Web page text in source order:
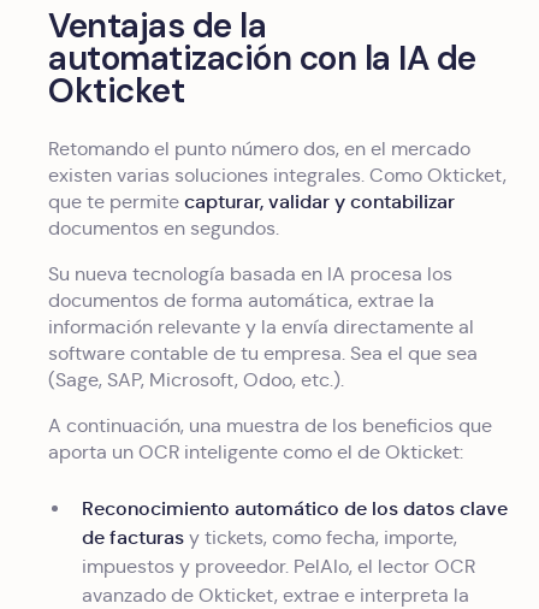
Ventajas de la
automatización con la IA de
Okticket
Retomando el punto número dos, en el mercado
existen varias soluciones integrales. Como Okticket,
que te permite capturar, validar y contabilizar
documentos en segundos.
Su nueva tecnología basada en IA procesa los
documentos de forma automática, extrae la
información relevante y la envía directamente al
software contable de tu empresa. Sea el que sea
(Sage, SAP, Microsoft, Odoo, etc.).
A continuación, una muestra de los beneficios que
aporta un OCR inteligente como el de Okticket:
Reconocimiento automático de los datos clave
de facturas y tickets, como fecha, importe,
impuestos y proveedor. PelAIo, el lector OCR
avanzado de Okticket, extrae e interpreta la